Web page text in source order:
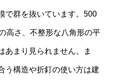
で群を抜いています。500
高さ、不整形な八角形の平
あまり見られません。ま
う構造や折釘の使い方は建